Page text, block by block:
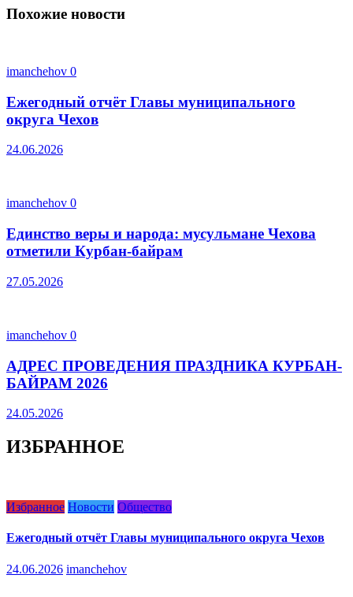
Похожие новости
imanchehov 0
Ежегодный отчёт Главы муниципального
округа Чехов
24.06.2026
imanchehov 0
Единство веры и народа: мусульмане Чехова
отметили Курбан-байрам
27.05.2026
imanchehov 0
АДРЕС ПРОВЕДЕНИЯ ПРАЗДНИКА КУРБАН-
БАЙРАМ 2026
24.05.2026
ИЗБРАННОЕ
Избранное Новости Общество
Ежегодный отчёт Главы муниципального округа Чехов
24.06.2026 imanchehov